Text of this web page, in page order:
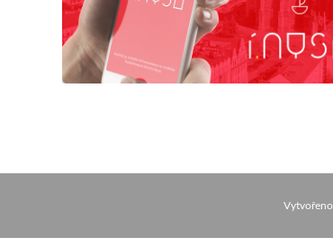
Vytvořeno